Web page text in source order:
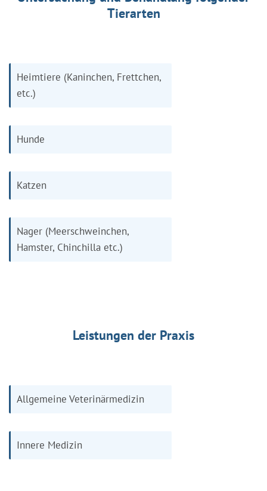
Tierarten
Heimtiere (Kaninchen, Frettchen,
etc.)
Hunde
Katzen
Nager (Meerschweinchen,
Hamster, Chinchilla etc.)
Leistungen der Praxis
Allgemeine Veterinärmedizin
Innere Medizin